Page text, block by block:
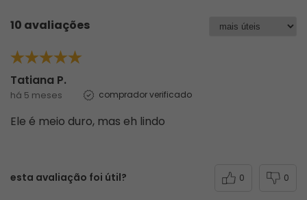
10 avaliações
Tatiana P.
há 5 meses comprador verificado
Ele é meio duro, mas eh lindo
esta avaliação foi útil? 0 0